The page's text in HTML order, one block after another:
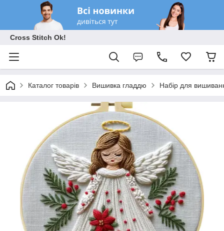
Cross Stitch Ok!
Каталог товарів Вишивка гладдю Набір для